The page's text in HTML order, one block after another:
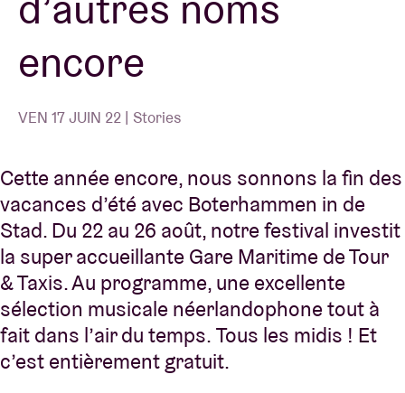
encore
VEN 17 JUIN 22 | Stories
Cette année encore, nous sonnons la fin des
vacances d’été avec Boterhammen in de
Stad. Du 22 au 26 août, notre festival investit
la super accueillante Gare Maritime de Tour
& Taxis. Au programme, une excellente
sélection musicale néerlandophone tout à
fait dans l’air du temps. Tous les midis ! Et
c’est entièrement gratuit.